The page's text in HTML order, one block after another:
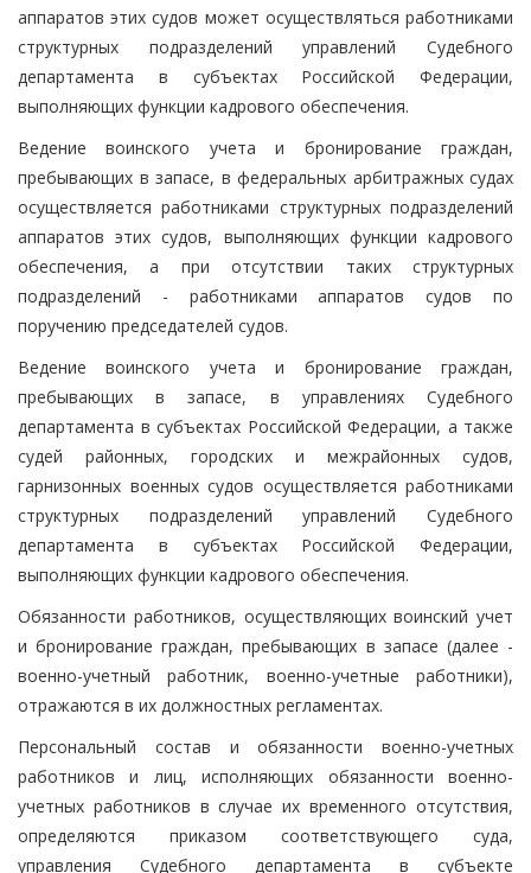
аппаратов этих судов может осуществляться работниками
структурных подразделений управлений Судебного
департамента в субъектах Российской Федерации,
выполняющих функции кадрового обеспечения.
Ведение воинского учета и бронирование граждан,
пребывающих в запасе, в федеральных арбитражных судах
осуществляется работниками структурных подразделений
аппаратов этих судов, выполняющих функции кадрового
обеспечения, а при отсутствии таких структурных
подразделений - работниками аппаратов судов по
поручению председателей судов.
Ведение воинского учета и бронирование граждан,
пребывающих в запасе, в управлениях Судебного
департамента в субъектах Российской Федерации, а также
судей районных, городских и межрайонных судов,
гарнизонных военных судов осуществляется работниками
структурных подразделений управлений Судебного
департамента в субъектах Российской Федерации,
выполняющих функции кадрового обеспечения.
Обязанности работников, осуществляющих воинский учет
и бронирование граждан, пребывающих в запасе (далее -
военно-учетный работник, военно-учетные работники),
отражаются в их должностных регламентах.
Персональный состав и обязанности военно-учетных
работников и лиц, исполняющих обязанности военно-
учетных работников в случае их временного отсутствия,
определяются приказом соответствующего суда,
управления Судебного департамента в субъекте